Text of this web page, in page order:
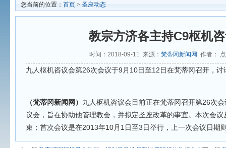
您当前的位置： 首页 > 圣座动态
教宗方济各主持C9枢机
时间：2018-09-11 来源： 梵蒂冈新闻网 作者：
九人枢机咨议会第26次会议于9月10日至12日在梵蒂冈召开，
（梵蒂冈新闻网） 九人枢机咨议会目前正在梵蒂冈召开第26次
议会，旨在协助他管理教会，并拟定圣座改革的事宜。本次会
束；首次会议是在2013年10月1日至3日举行，上一次会议日期